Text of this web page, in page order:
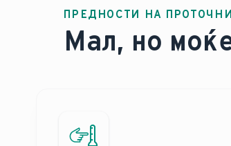
ПРЕДНОСТИ НА
Мал, но